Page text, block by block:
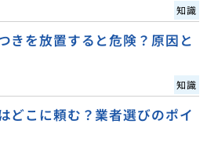
知識
きを放置すると危険？原因と
知識
どこに頼む？業者選びのポイ